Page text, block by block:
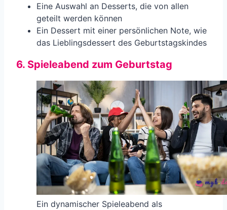
Eine Auswahl an Desserts, die von allen
geteilt werden können
Ein Dessert mit einer persönlichen Note, wie
das Lieblingsdessert des Geburtstagskindes
6. Spieleabend zum Geburtstag
Ein dynamischer Spieleabend als